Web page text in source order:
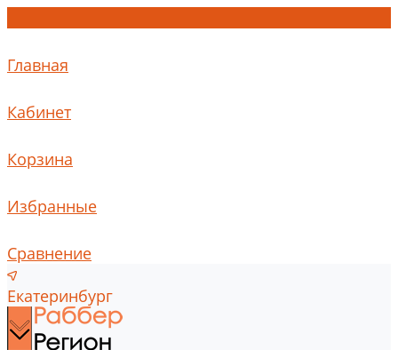
Главная
Кабинет
Корзина
Избранные
Сравнение
Екатеринбург